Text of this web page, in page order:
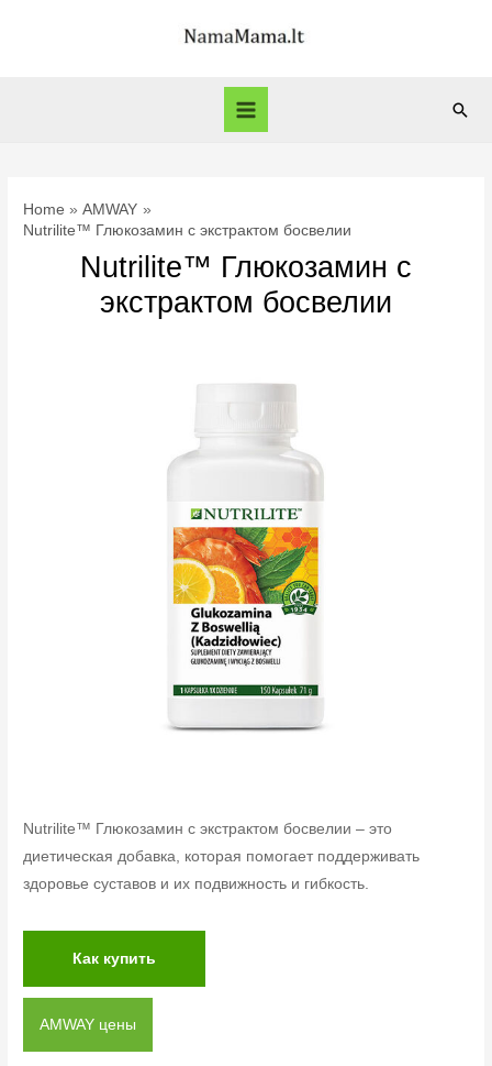
Main
Home
AMWAY
Nutrilite™ Глюкозамин с экстрактом босвелии
Nutrilite™ Глюкозамин с
экстрактом босвелии
Nutrilite™ Глюкозамин с экстрактом босвелии – это
диетическая добавка, которая помогает поддерживать
здоровье суставов и их подвижность и гибкость.
Как купить
AMWAY цены